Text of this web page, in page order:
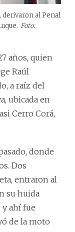
derivaron al Penal
Foto:
años, quien
Raúl
a raíz del
ubicada en
Cerro Corá,
donde
Dos
entraron al
su huida
y ahí fue
de la moto